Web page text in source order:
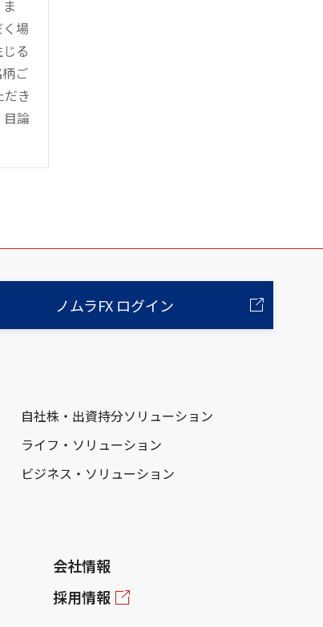
場
る
ご
き
論
ノムラFX ログイン
自社株・出資持分ソリューション
ライフ・ソリューション
ビジネス・ソリューション
会社情報
採用情報